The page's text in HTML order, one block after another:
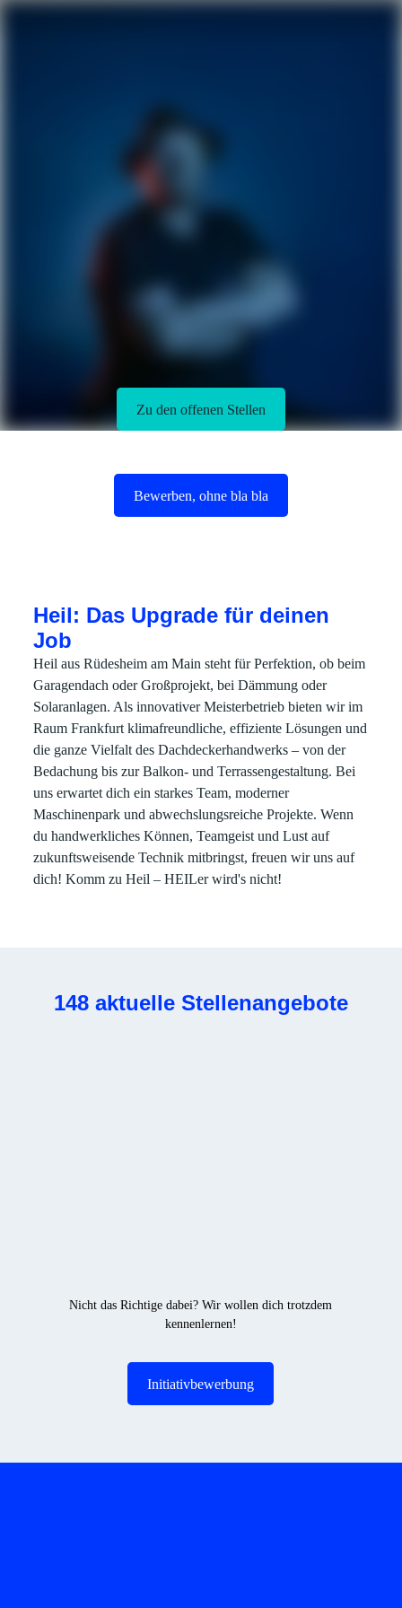
Karriereseite und Stellenangebote – Builtech
Zu den offenen Stellen
Bewerben, ohne bla bla
Heil: Das Upgrade für deinen
Job
Heil aus Rüdesheim am Main steht für Perfektion, ob beim
Garagendach oder Großprojekt, bei Dämmung oder
Solaranlagen. Als innovativer Meisterbetrieb bieten wir im
Raum Frankfurt klimafreundliche, effiziente Lösungen und
die ganze Vielfalt des Dachdeckerhandwerks – von der
Bedachung bis zur Balkon- und Terrassengestaltung. Bei
uns erwartet dich ein starkes Team, moderner
Maschinenpark und abwechslungsreiche Projekte. Wenn
du handwerkliches Können, Teamgeist und Lust auf
zukunftsweisende Technik mitbringst, freuen wir uns auf
dich! Komm zu Heil – HEILer wird's nicht!
148 aktuelle Stellenangebote
Nicht das Richtige dabei? Wir wollen dich trotzdem
kennenlernen!
Initiativbewerbung